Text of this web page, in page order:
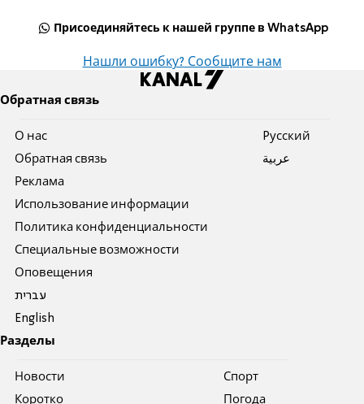
Присоединяйтесь к нашей группе в WhatsApp
Нашли ошибку? Сообщите нам
Обратная связь
О нас
Обратная связь
Реклама
Использование информации
Политика конфиденциальности
Специальные возможности
Оповещения
עברית
English
Pусский
عربية
Разделы
Новости
Коротко
Спорт
Погода